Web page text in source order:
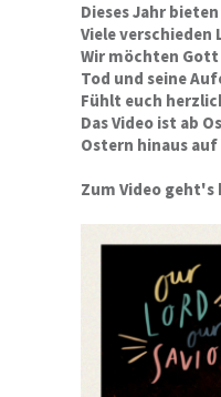
Dieses Jahr
Viele
Wir möchten Gott
Tod und seine
Fühlt euch
Das Video ist ab
Ostern hinaus auf
Zum Video geht's